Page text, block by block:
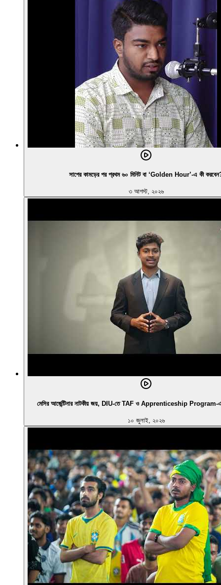
সাপের কামড়ের পর প্রথম ৬০ মিনিট বা ‘Golden Hour’-এ কী
৩ আগস্ট, ২০২৬
মেসির আর্জেন্টিনার নাটকীয় জয়, DIU-তে TAF ও Apprenticeship Program-এর
১০ জুলাই, ২০২৬